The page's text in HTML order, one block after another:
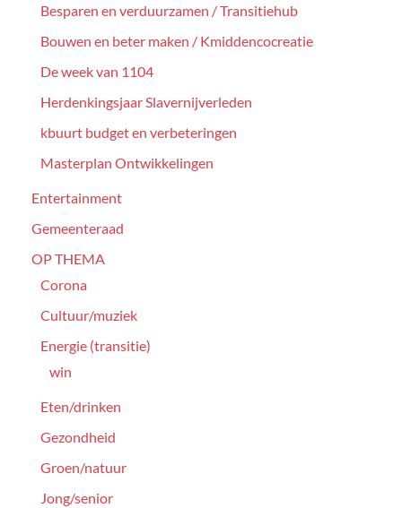
Besparen en verduurzamen / Transitiehub
Bouwen en beter maken / Kmiddencocreatie
De week van 1104
Herdenkingsjaar Slavernijverleden
kbuurt budget en verbeteringen
Masterplan Ontwikkelingen
Entertainment
Gemeenteraad
OP THEMA
Corona
Cultuur/muziek
Energie (transitie)
win
Eten/drinken
Gezondheid
Groen/natuur
Jong/senior